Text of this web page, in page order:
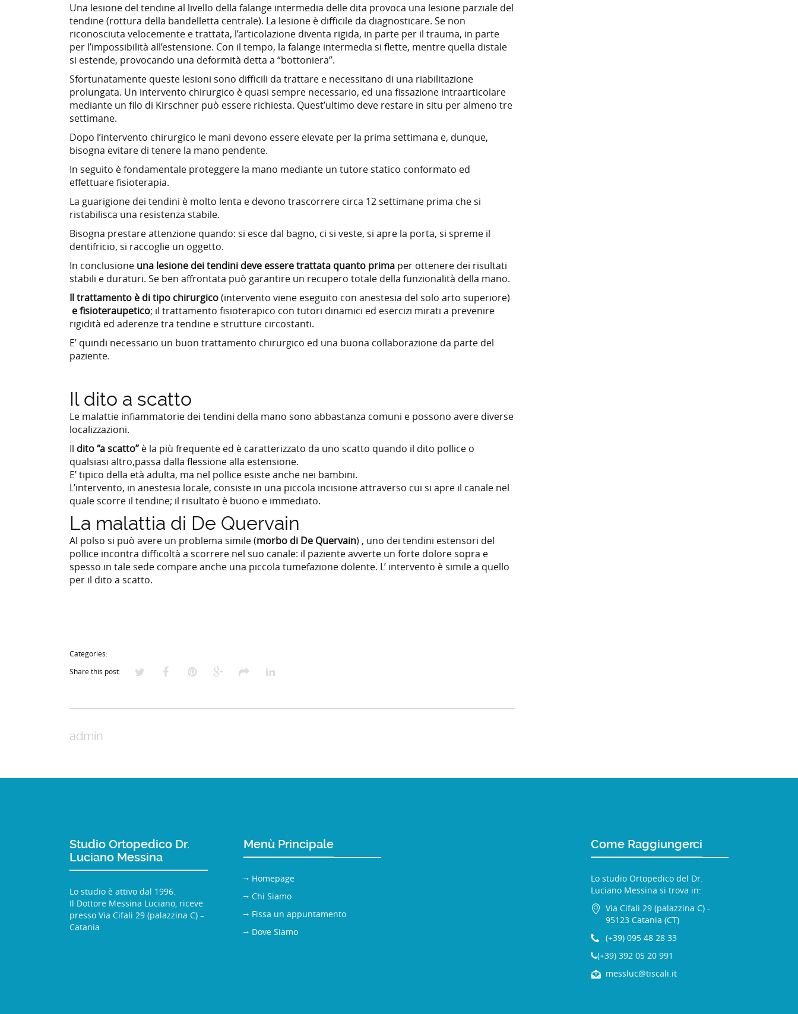
Una lesione del tendine al livello della falange intermedia delle dita provoca una lesione parziale del
tendine (rottura della bandelletta centrale). La lesione è difficile da diagnosticare. Se non
riconosciuta velocemente e trattata, l’articolazione diventa rigida, in parte per il trauma, in parte
per l’impossibilità all’estensione. Con il tempo, la falange intermedia si flette, mentre quella distale
si estende, provocando una deformità detta a “bottoniera”.
Sfortunatamente queste lesioni sono difficili da trattare e necessitano di una riabilitazione
prolungata. Un intervento chirurgico è quasi sempre necessario, ed una fissazione intraarticolare
mediante un filo di Kirschner può essere richiesta. Quest’ultimo deve restare in situ per almeno tre
settimane.
Dopo l’intervento chirurgico le mani devono essere elevate per la prima settimana e, dunque,
bisogna evitare di tenere la mano pendente.
In seguito è fondamentale proteggere la mano mediante un tutore statico conformato ed
effettuare fisioterapia.
La guarigione dei tendini è molto lenta e devono trascorrere circa 12 settimane prima che si
ristabilisca una resistenza stabile.
Bisogna prestare attenzione quando: si esce dal bagno, ci si veste, si apre la porta, si spreme il
dentifricio, si raccoglie un oggetto.
In conclusione una lesione dei tendini deve essere trattata quanto prima per ottenere dei risultati
stabili e duraturi. Se ben affrontata può garantire un recupero totale della funzionalità della mano.
Il trattamento è di tipo chirurgico(intervento viene eseguito con anestesia del solo arto superiore)
e fisioteraupetico; il trattamento fisioterapico con tutori dinamici ed esercizi mirati a prevenire
rigidità ed aderenze tra tendine e strutture circostanti.
E’ quindi necessario un buon trattamento chirurgico ed una buona collaborazione da parte del
paziente.
Il dito a scatto
Le malattie infiammatorie dei tendini della mano sono abbastanza comuni e possono avere diverse
localizzazioni.
Il dito “a scatto” è la più frequente ed è caratterizzato da uno scatto quando il dito pollice o
qualsiasi altro,passa dalla flessione alla estensione.
E’ tipico della età adulta, ma nel pollice esiste anche nei bambini.
L’intervento, in anestesia locale, consiste in una piccola incisione attraverso cui si apre il canale nel
quale scorre il tendine; il risultato è buono e immediato.
La malattia di De Quervain
Al polso si può avere un problema simile (morbo di De Quervain) , uno dei tendini estensori del
pollice incontra difficoltà a scorrere nel suo canale: il paziente avverte un forte dolore sopra e
spesso in tale sede compare anche una piccola tumefazione dolente. L’ intervento è simile a quello
per il dito a scatto.
Categories:
Share this post:
admin
Studio Ortopedico Dr.
Luciano Messina
Lo studio è attivo dal 1996.
Il Dottore Messina Luciano, riceve
presso Via Cifali 29 (palazzina C) –
Catania
Menù Principale
Homepage
Chi Siamo
Fissa un appuntamento
Dove Siamo
Come Raggiungerci
Lo studio Ortopedico del Dr.
Luciano Messina si trova in:
Via Cifali 29 (palazzina C) -
95123 Catania (CT)
(+39) 095 48 28 33
(+39) 392 05 20 991
messluc@tiscali.it